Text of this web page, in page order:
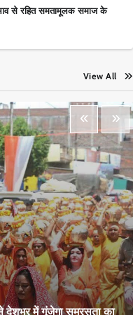
से रहित समतामूलक समाज के
View All
देशभर में गूंजेगा समरसता का